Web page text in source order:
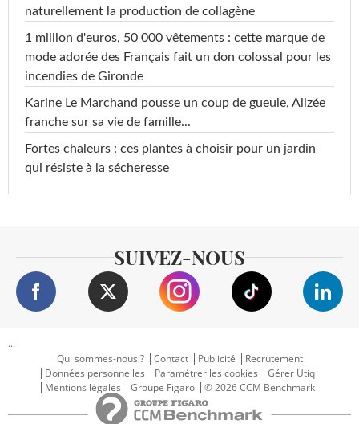
naturellement la production de collagène
1 million d'euros, 50 000 vêtements : cette marque de
mode adorée des Français fait un don colossal pour les
incendies de Gironde
Karine Le Marchand pousse un coup de gueule, Alizée
franche sur sa vie de famille...
Fortes chaleurs : ces plantes à choisir pour un jardin
qui résiste à la sécheresse
SUIVEZ-NOUS
...
Qui sommes-nous ?
Contact Publicité
Recrutement
Données personnelles
Paramétrer les cookies
Gérer Utiq
Mentions légales
Groupe Figaro © 2026 CCM Benchmark